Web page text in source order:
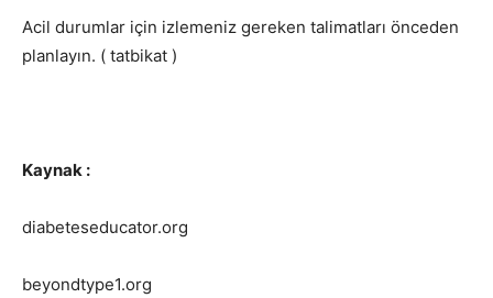
Acil durumlar için izlemeniz gereken talimatları önceden
planlayın. ( tatbikat )
Kaynak :
diabeteseducator.org
beyondtype1.org